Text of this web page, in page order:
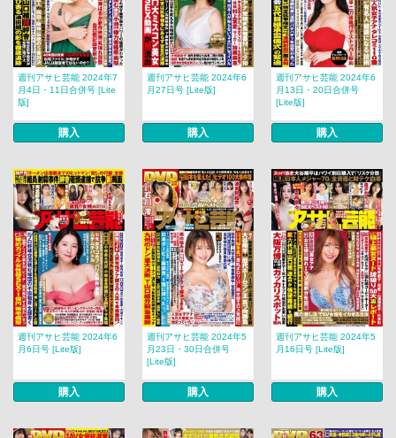
週刊アサヒ芸能 2024年7
月4日・11日合併号 [Lite
版]
購入
週刊アサヒ芸能 2024年6
月27日号 [Lite版]
購入
週刊アサヒ芸能 2024年6
月13日・20日合併号
[Lite版]
購入
週刊アサヒ芸能 2024年6
月6日号 [Lite版]
購入
週刊アサヒ芸能 2024年5
月23日・30日合併号
[Lite版]
購入
週刊アサヒ芸能 2024年5
月16日号 [Lite版]
購入